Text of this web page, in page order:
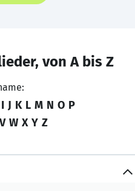
von A bis Z
I J K L M N O P
V W X Y Z